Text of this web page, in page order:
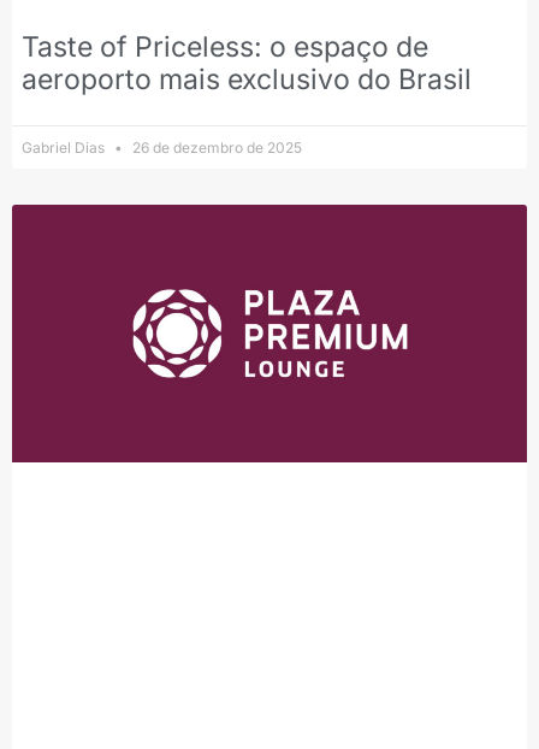
Taste of Priceless: o espaço de
aeroporto mais exclusivo do Brasil
Gabriel Dias 26 de dezembro de 2025